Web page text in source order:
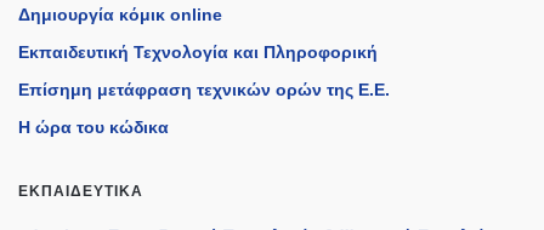
Δημιουργία κόμικ online
Εκπαιδευτική Τεχνολογία και Πληροφορική
Επίσημη μετάφραση τεχνικών ορών της Ε.Ε.
Η ώρα του κώδικα
ΕΚΠΑΙΔΕΥΤΙΚΆ